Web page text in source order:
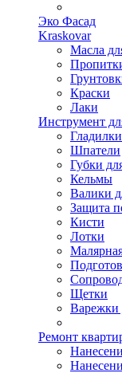
Эко Фасад
Kraskovar
Масла
Краски
Лаки
Инструмент
Шпатели
Губки
Кельмы
Валики
Защита
Кисти
Лотки
Щетки
Варежки
Ремонт